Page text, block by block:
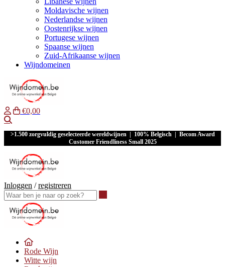
Moldavische wijnen
Nederlandse wijnen
Oostenrijkse wijnen
Portugese wijnen
Spaanse wijnen
Zuid-Afrikaanse wijnen
Wijndomeinen
€0,00
>1.500 zorgvuldig geselecteerde wereldwijnen | 100% Belgisch | Becom Award
Customer Friendliness Small 2025
Inloggen /registreren
Rode Wijn
Witte wijn